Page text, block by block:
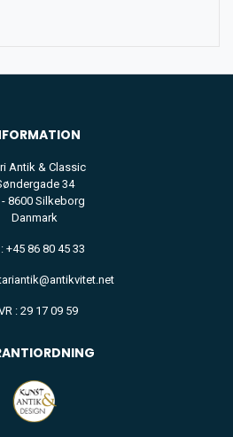
Antik & Classic
34
- 8600 Silkeborg
Danmark
+45 86 80 45 33
: 29 17 09 59